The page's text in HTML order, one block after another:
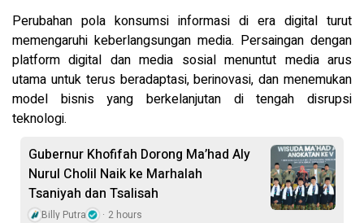
Perubahan pola konsumsi informasi di era digital turut
memengaruhi keberlangsungan media. Persaingan dengan
platform digital dan media sosial menuntut media arus
utama untuk terus beradaptasi, berinovasi, dan menemukan
model bisnis yang berkelanjutan di tengah disrupsi
teknologi.
Gubernur Khofifah Dorong Ma’had Aly
Nurul Cholil Naik ke Marhalah
Tsaniyah dan Tsalisah
Billy Putra 2 hours